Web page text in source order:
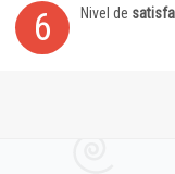
6 Nivel de